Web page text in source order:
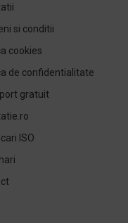
si conditii
cookies
de confidentialitate
gratuit
ISO